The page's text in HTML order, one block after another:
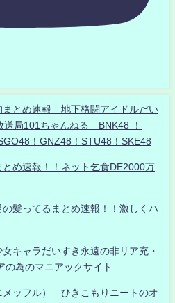
とめ速報 地下格闘アイドルだい
局101ちゃんねる BNK48 ！
！GNZ48！STU48！SKE48
め速報！！ネット乞食DE2000万
の髪ってるまとめ速報！！激しくハ
キャラだいすき永遠の非リア充・
の為のマニアックサイト
メッフル） ひきこもりニートのオ